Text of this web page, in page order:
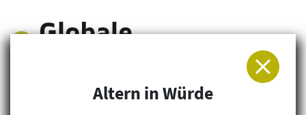
Arbeitsgemeinschaft für Entwicklung und
Altern in Würde